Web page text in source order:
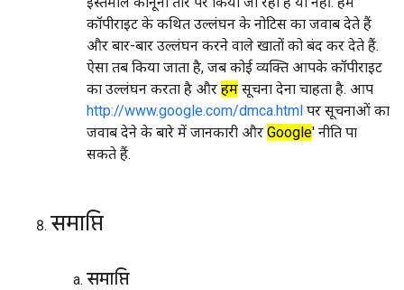
कॉपीराइट के कथित उल्लंघन के नोटिस का जवाब देते हैं
और बार-बार उल्लंघन करने वाले खातों को बंद कर देते हैं.
ऐसा तब किया जाता है, जब कोई व्यक्ति आपके कॉपीराइट
का उल्लंघन करता है और हमें सूचना देना चाहता है. आप
http://www.google.com/dmca.html पर सूचनाओं का
जवाब देने के बारे में जानकारी और Google' नीति पा
सकते हैं.
समाप्ति
समाप्ति